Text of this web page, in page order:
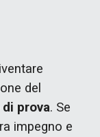
del
prova. Se
impegno e